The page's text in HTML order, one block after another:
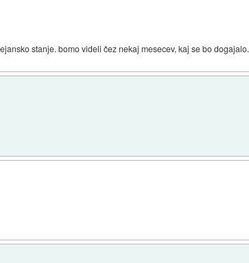
stanje. bomo videli čez nekaj mesecev, kaj se bo dogajalo.